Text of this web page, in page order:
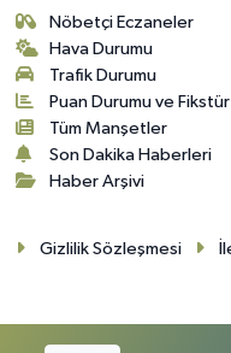
Nöbetçi Eczaneler
Hava Durumu
Trafik Durumu
Puan Durumu ve Fikstür
Tüm Manşetler
Son Dakika Haberleri
Haber Arşivi
Gizlilik Sözleşmesi